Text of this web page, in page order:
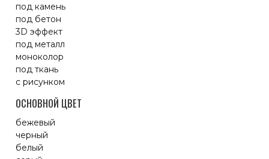
под камень
под бетон
3D эффект
под металл
моноколор
под ткань
с рисунком
ОСНОВНОЙ ЦВЕТ
бежевый
черный
белый